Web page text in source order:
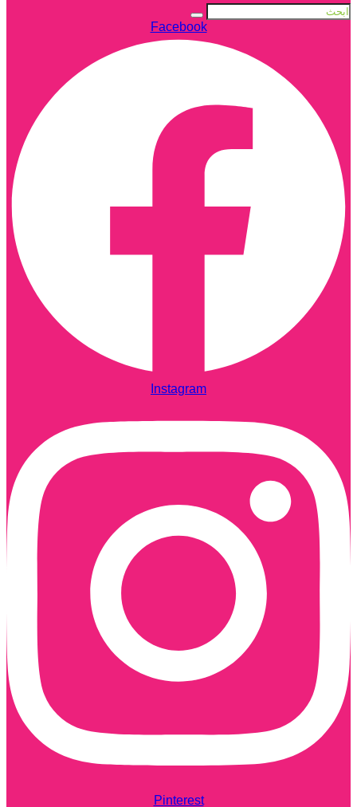
Facebook
Instagram
Pinterest